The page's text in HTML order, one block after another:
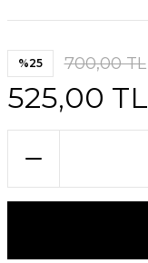
%25 700,00 TL
525,00 TL